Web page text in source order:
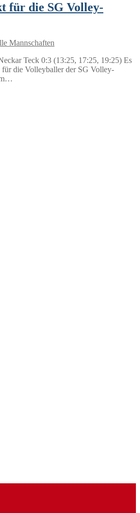
für die SG Volley-
Mannschaften
Teck 0:3 (13:25, 17:25, 19:25) Es
die Volleyballer der SG Volley-